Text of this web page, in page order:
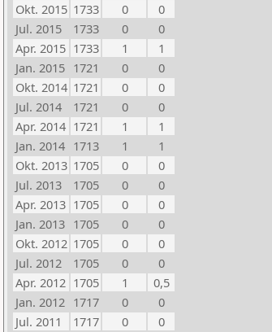
Okt. 2015 1733 0
0
Jul. 2015
1733 0
0
Apr. 2015 1733 1
1
Jan. 2015 1721 0
0
Okt. 2014 1721 0
0
Jul. 2014
1721 0
0
Apr. 2014 1721 1
1
Jan. 2014 1713 1
1
Okt. 2013 1705 0
0
Jul. 2013
1705 0
0
Apr. 2013 1705 0
0
Jan. 2013 1705 0
0
Okt. 2012 1705 0
0
Jul. 2012
1705 0
0
Apr. 2012 1705 1
0,5
Jan. 2012 1717 0
0
Jul. 2011
1717 0
0